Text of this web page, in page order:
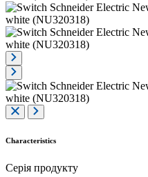
Characteristics
Серія продукту